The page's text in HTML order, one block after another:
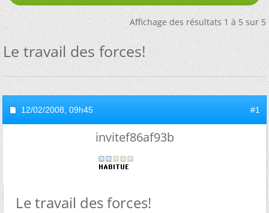
Affichage des résultats 1 à 5 sur 5
Le travail des forces!
12/02/2008, 09h45 #1
invitef86af93b
Le travail des forces!